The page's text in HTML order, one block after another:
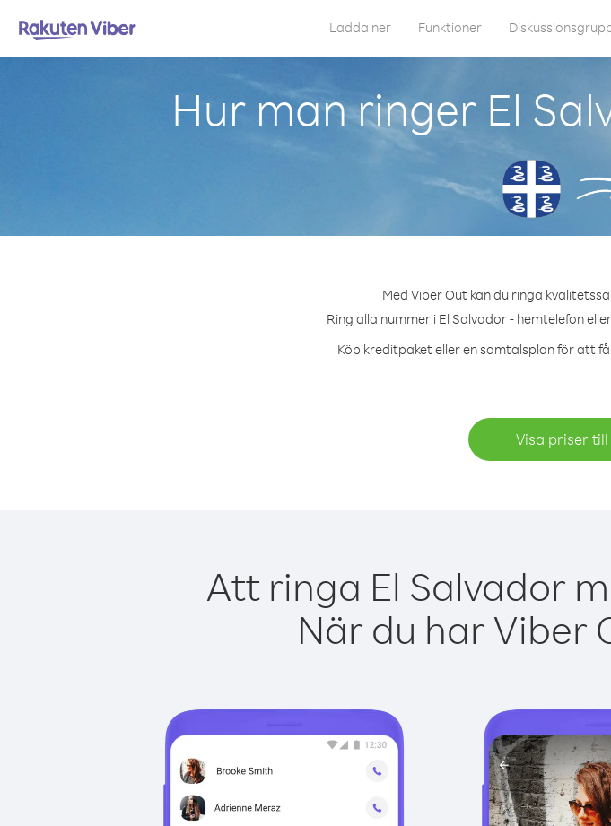
Ladda ner Funktioner
Hur man ringer El
Med Viber Out kan du ringa
Ring alla nummer i El Salvador - hemtelefon
Köp kreditpaket eller en samtalsplan för att
Visa priser
Att ringa El Salvador
När du har Viber